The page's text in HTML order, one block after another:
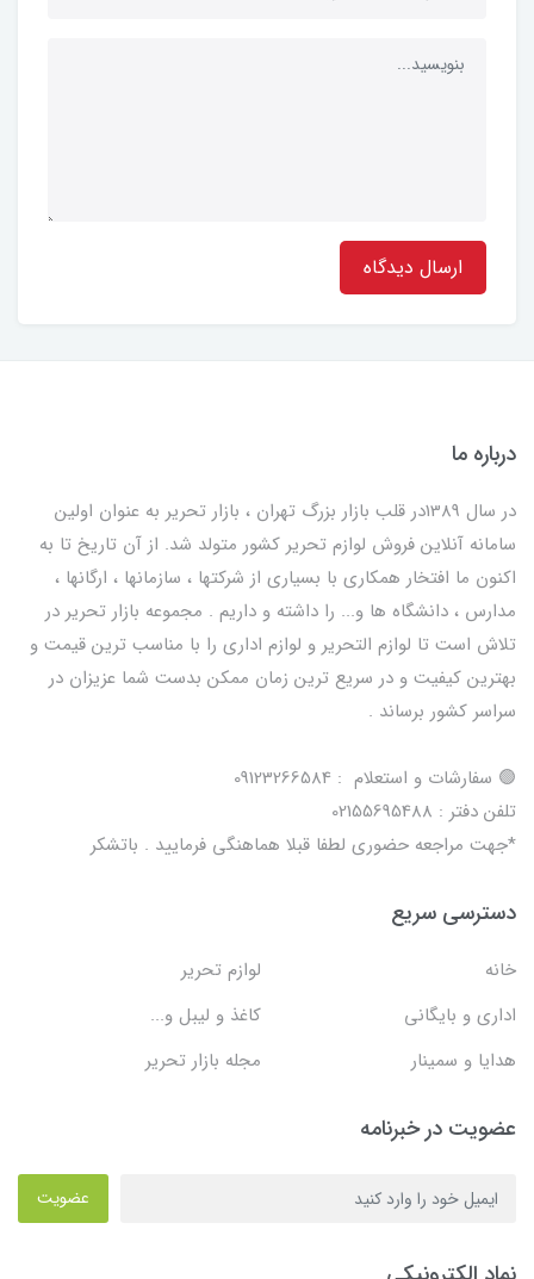
ارسال دیدگاه
درباره ما
در سال 1389در قلب بازار بزرگ تهران ، بازار تحریر به عنوان اولین
سامانه آنلاین فروش لوازم تحریر کشور متولد شد. از آن تاریخ تا به
اکنون ما افتخار همکاری با بسیاری از شرکتها ، سازمانها ، ارگانها ،
مدارس ، دانشگاه ها و... را داشته و داریم . مجموعه بازار تحریر در
تلاش است تا لوازم التحریر و لوازم اداری را با مناسب ترین قیمت و
بهترین کیفیت و در سریع ترین زمان ممکن بدست شما عزیزان در
سراسر کشور برساند .
🟢 سفارشات و استعلام : 09123266584
تلفن دفتر : 02155695488
*جهت مراجعه حضوری لطفا قبلا هماهنگی فرمایید . باتشکر
دسترسی سریع
خانه
لوازم تحریر
اداری و بایگانی
کاغذ و لیبل و...
هدایا و سمینار
مجله بازار تحریر
عضویت در خبرنامه
عضویت